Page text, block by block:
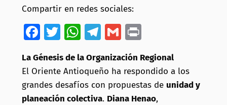
Compartir en redes sociales:
Facebook
Twitter
WhatsApp
Telegram
GmailPrint
La Génesis de la Organización Regional
El Oriente Antioqueño ha respondido a los
grandes desafíos con propuestas de unidad y
planeación colectiva. Diana Henao,